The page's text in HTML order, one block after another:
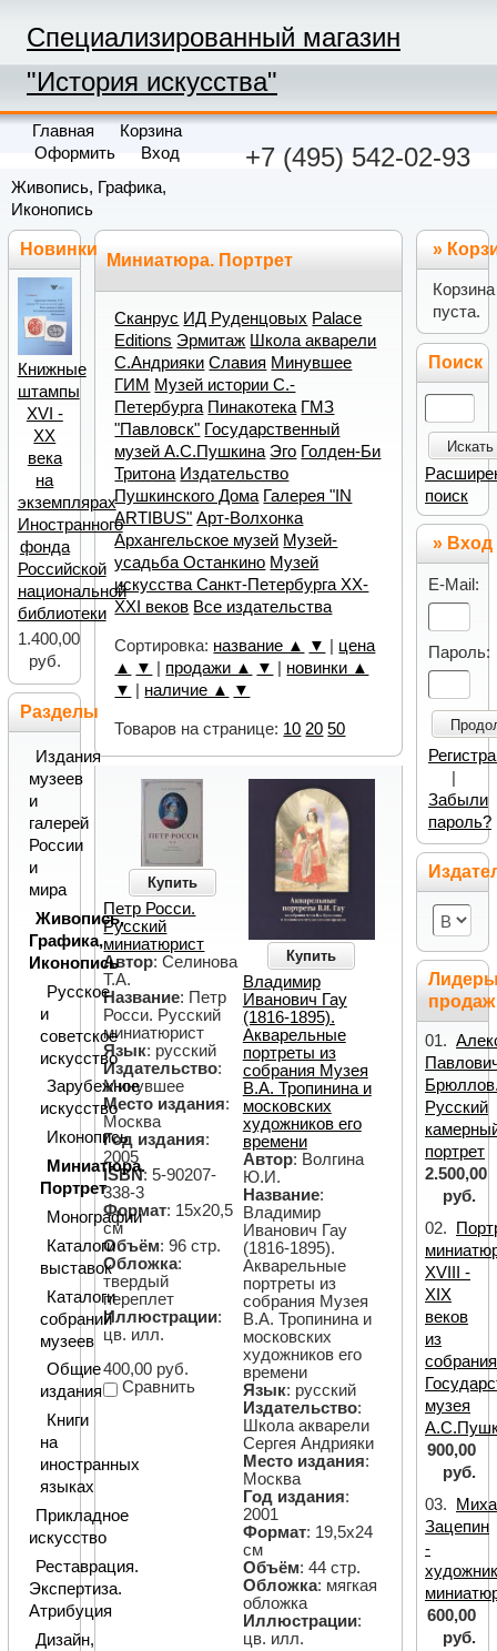
Специализированный магазин
"История искусства"
+7 (495) 542-02-93
Главная
Корзина
Оформить
Вход
Живопись, Графика,
Иконопись
Миниатюра. Портрет
Сканрус ИД Руденцовых Palace
Editions Эрмитаж Школа акварели
С.Андрияки Славия Минувшее
ГИМ Музей истории С.-
Петербурга Пинакотека ГМЗ
"Павловск" Государственный
музей А.С.Пушкина Эго Голден-Би
Тритона Издательство
Пушкинского Дома Галерея "IN
ARTIBUS" Арт-Волхонка
Архангельское музей Музей-
усадьба Останкино Музей
искусства Санкт-Петербурга XX-
XXI веков Все издательства
Сортировка: название ▲ ▼
цена
▲
▼ продажи ▲ ▼
новинки ▲
▼
наличие ▲ ▼
Товаров на странице: 10 20 50
Купить
Петр Росси.
Русский
миниатюрист
Автор: Селинова
Т.А.
Название: Петр
Росси. Русский
миниатюрист
Язык: русский
Издательство:
Минувшее
Место издания:
Москва
Год издания:
2005
ISBN: 5-90207-
338-3
Формат: 15х20,5
см
Объём: 96 стр.
Обложка:
твердый
переплет
Иллюстрации:
цв. илл.
400,00 руб.
Сравнить
Купить
Владимир
Иванович Гау
(1816-1895).
Акварельные
портреты из
собрания Музея
В.А. Тропинина и
московских
художников его
времени
Автор: Волгина
Ю.И.
Название:
Владимир
Иванович Гау
(1816-1895).
Акварельные
портреты из
собрания Музея
В.А. Тропинина и
московских
художников его
времени
Язык: русский
Издательство:
Школа акварели
Сергея Андрияки
Место издания:
Москва
Год издания:
2001
Формат: 19,5х24
см
Объём: 44 стр.
Обложка: мягкая
обложка
Иллюстрации:
цв. илл.
Новинки
Книжные
штампы
XVI -
XX
века
на
экземплярах
Иностранного
фонда
Российской
национальной
библиотеки
1.400,00
руб.
Разделы
Издания
музеев
и
галерей
России
и
мира
Живопись,
Графика,
Иконопись
Русское
и
советское
искусство
Зарубежное
искусство
Иконопись
Миниатюра.
Портрет
Монографии
Каталоги
выставок
Каталоги
собраний
музеев
Общие
издания
Книги
на
иностранных
языках
Прикладное
искусство
Реставрация.
Экспертиза.
Атрибуция
Дизайн,
»
Корзина
пуста.
Поиск
Искать
поиск
» Вход
E-Mail:
Пароль:
Забыли
пароль?
продаж
01.
Русский
портрет
2.500,00
руб.
02.
XVIII -
XIX
веков
из
собрания
музея
900,00
руб.
03.
Зацепин
-
600,00
руб.